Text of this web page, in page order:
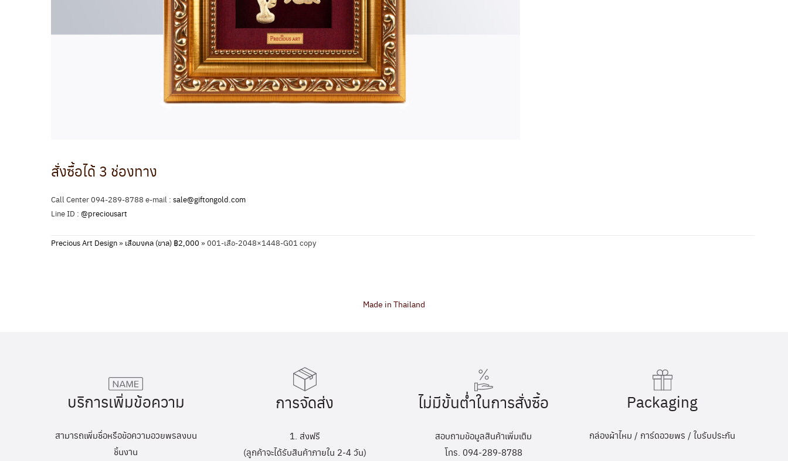
สั่งซื้อได้ 3 ช่องทาง
Call Center 094-289-8788 e-mail : sale@giftongold.com
Line ID : @preciousart
Precious Art Design» เสือมงคล (ขาล) ฿2,000 »001-เสือ-2048×1448-G01 copy
Made in Thailand
บริการเพิ่มข้อความ
สามารถเพิ่มชื่อหรือข้อความอวยพรลงบน
ชิ้นงาน
การจัดส่ง
1. ส่งฟรี
(ลูกค้าจะได้รับสินค้าภายใน 2-4 วัน)
ไม่มีขั้นต่ำในการสั่งซื้อ
สอบถามข้อมูลสินค้าเพิ่มเติม
โทร. 094-289-8788
Packaging
กล่องผ้าไหม / การ์ดอวยพร / ใบรับประกัน